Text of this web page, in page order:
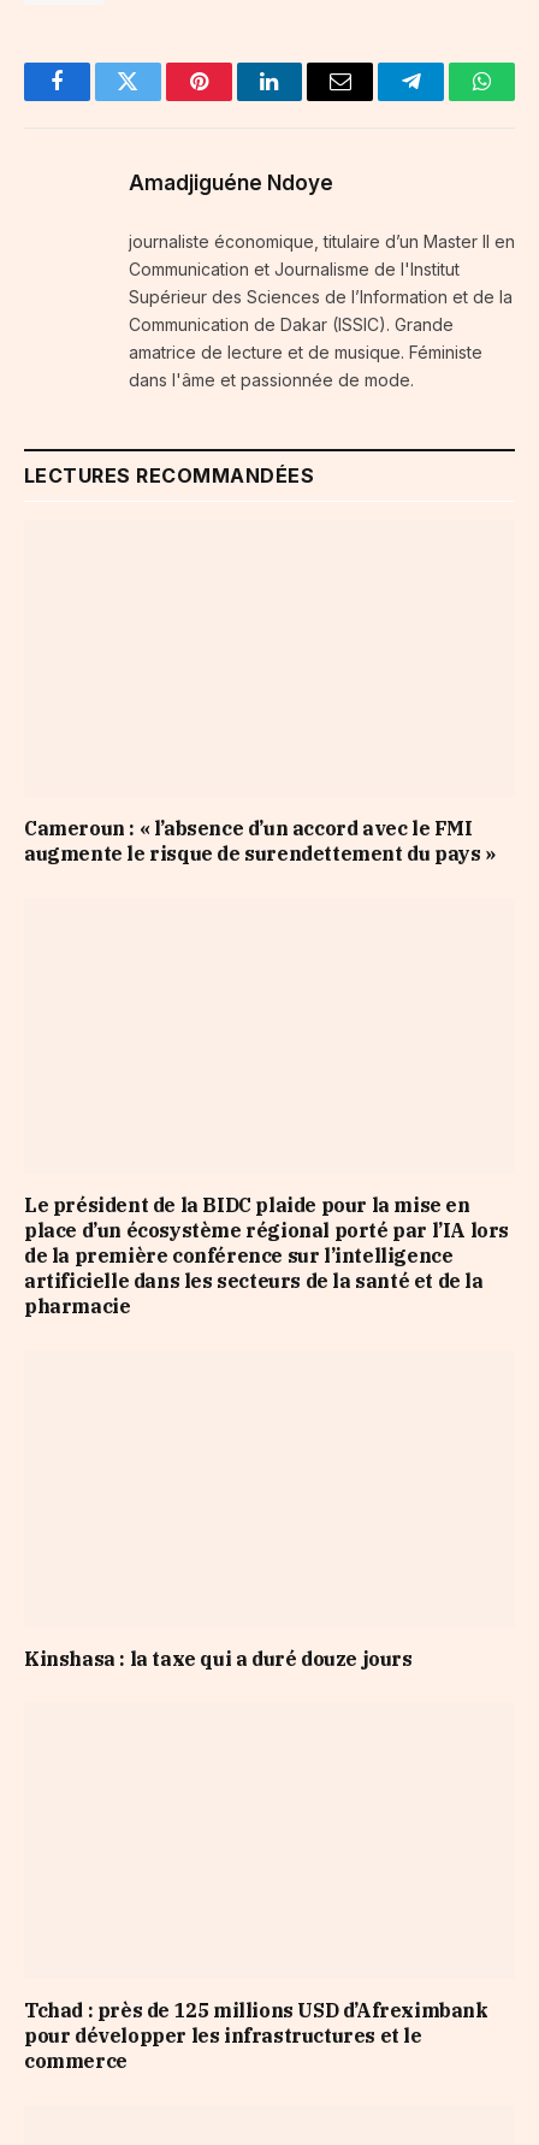
FacebookTwitter PinterestLinkedInEmail Telegram
Amadjiguéne Ndoye
journaliste économique, titulaire d’un Master II en
Communication et Journalisme de l'Institut
Supérieur des Sciences de l’Information et de la
Communication de Dakar (ISSIC). Grande
amatrice de lecture et de musique. Féministe
dans l'âme et passionnée de mode.
LECTURES RECOMMANDÉES
Cameroun : « l’absence d’un accord avec le FMI
augmente le risque de surendettement du pays »
Le président de la BIDC plaide pour la mise en
place d’un écosystème régional porté par l’IA lors
de la première conférence sur l’intelligence
artificielle dans les secteurs de la santé et de la
pharmacie
Kinshasa : la taxe qui a duré douze jours
Tchad : près de 125 millions USD d’Afreximbank
pour développer les infrastructures et le
commerce